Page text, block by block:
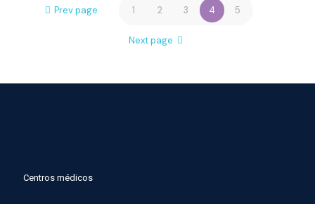
Prev page 1 2 3 4 5
Next page
Centros médicos